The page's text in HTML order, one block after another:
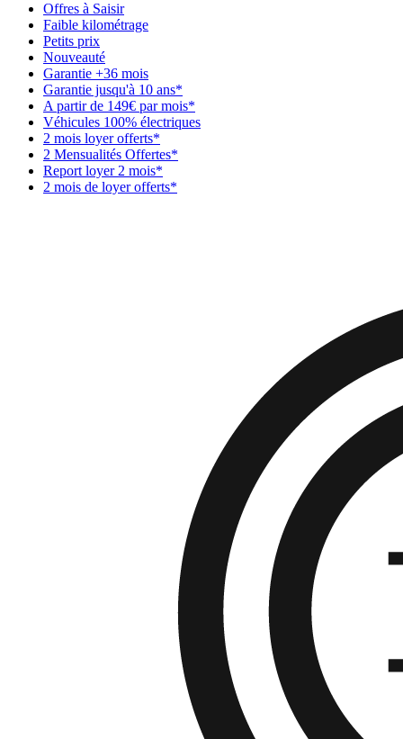
Offres à Saisir
Faible kilométrage
Petits prix
Nouveauté
Garantie +36 mois
Garantie jusqu'à 10 ans*
A partir de 149€ par mois*
Véhicules 100% électriques
2 mois loyer offerts*
2 Mensualités Offertes*
Report loyer 2 mois*
2 mois de loyer offerts*